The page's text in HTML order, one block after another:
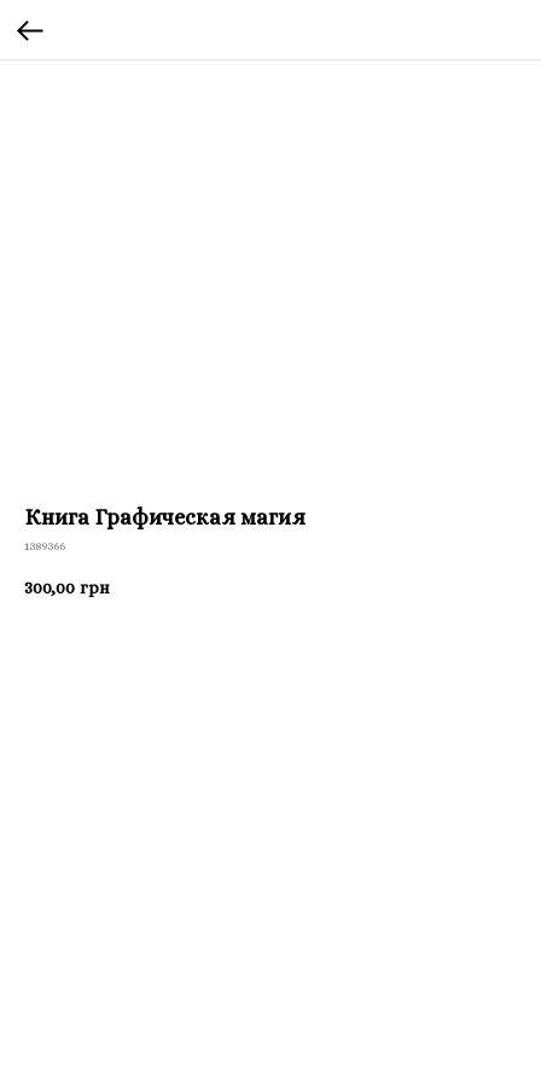
Книга Графическая магия
1389366
300,00 грн